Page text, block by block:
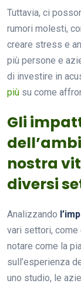
Tuttavia, ci
rumori molesti,
creare stress e
più persone e
di investire in
più su come
Gli
nostra
diversi
Analizzando
vari settori, come
notare come la
sull’esperienza
uno studio, le